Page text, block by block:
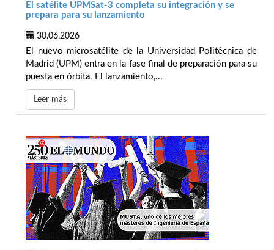
El satélite UPMSat-3 completa su integración y se
prepara para su lanzamiento
30.06.2026
El nuevo microsatélite de la Universidad Politécnica de
Madrid (UPM) entra en la fase final de preparación para su
puesta en órbita. El lanzamiento,...
Leer más